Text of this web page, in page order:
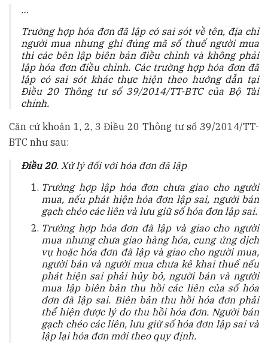
…
Trường hợp hóa đơn đã lập có sai sót về tên, địa chỉ
người mua nhưng ghi đúng mã số thuế người mua
thì các bên lập biên bản điều chỉnh và không phải
lập hóa đơn điều chỉnh. Các trường hợp hóa đơn đã
lập có sai sót khác thực hiện theo hướng dẫn tại
Điều 20 Thông tư số 39/2014/TT-BTC của Bộ Tài
chính.
Căn cứ khoản 1, 2, 3 Điều 20 Thông tư số 39/2014/TT-
BTC như sau:
Điều 20. Xử lý đối với hóa đơn đã lập
Trường hợp lập hóa đơn chưa giao cho người
mua, nếu phát hiện hóa đơn lập sai, người bán
gạch chéo các liên và lưu giữ số hóa đơn lập sai.
Trường hợp hóa đơn đã lập và giao cho người
mua nhưng chưa giao hàng hóa, cung ứng dịch
vụ hoặc hóa đơn đã lập và giao cho người mua,
người bán và người mua chưa kê khai thuế nếu
phát hiện sai phải hủy bỏ, người bán và người
mua lập biên bản thu hồi các liên của số hóa
đơn đã lập sai. Biên bản thu hồi hóa đơn phải
thể hiện được lý do thu hồi hóa đơn. Người bán
gạch chéo các liên, lưu giữ số hóa đơn lập sai và
lập lại hóa đơn mới theo quy định.